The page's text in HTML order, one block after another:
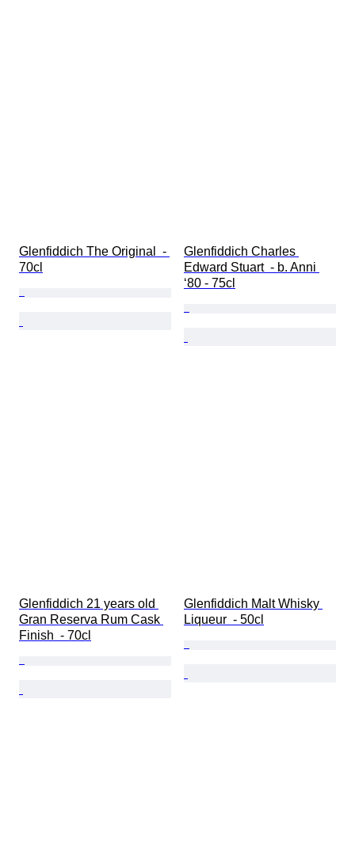
Glenfiddich The Original  -
70cl
Glenfiddich Charles
Edward Stuart  - b. Anni
‘80 - 75cl
Glenfiddich 21 years old
Gran Reserva Rum Cask
Finish  - 70cl
Glenfiddich Malt Whisky
Liqueur  - 50cl